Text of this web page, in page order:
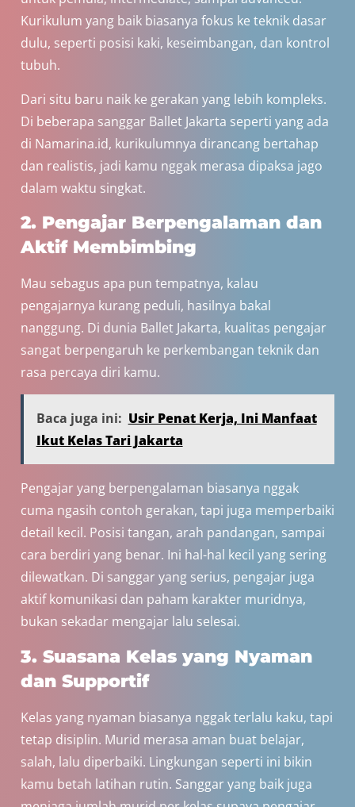
Kurikulum yang baik biasanya fokus ke teknik dasar
dulu, seperti posisi kaki, keseimbangan, dan kontrol
tubuh.
Dari situ baru naik ke gerakan yang lebih kompleks.
Di beberapa sanggar Ballet Jakarta seperti yang ada
di Namarina.id, kurikulumnya dirancang bertahap
dan realistis, jadi kamu nggak merasa dipaksa jago
dalam waktu singkat.
2. Pengajar Berpengalaman dan
Aktif Membimbing
Mau sebagus apa pun tempatnya, kalau
pengajarnya kurang peduli, hasilnya bakal
nanggung. Di dunia Ballet Jakarta, kualitas pengajar
sangat berpengaruh ke perkembangan teknik dan
rasa percaya diri kamu.
Baca juga ini: Usir Penat Kerja, Ini Manfaat
Ikut Kelas Tari Jakarta
Pengajar yang berpengalaman biasanya nggak
cuma ngasih contoh gerakan, tapi juga memperbaiki
detail kecil. Posisi tangan, arah pandangan, sampai
cara berdiri yang benar. Ini hal-hal kecil yang sering
dilewatkan. Di sanggar yang serius, pengajar juga
aktif komunikasi dan paham karakter muridnya,
bukan sekadar mengajar lalu selesai.
3. Suasana Kelas yang Nyaman
dan Supportif
Kelas yang nyaman biasanya nggak terlalu kaku, tapi
tetap disiplin. Murid merasa aman buat belajar,
salah, lalu diperbaiki. Lingkungan seperti ini bikin
kamu betah latihan rutin. Sanggar yang baik juga